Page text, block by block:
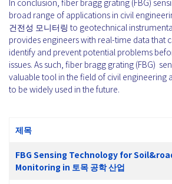
broad range of applications in civil
건전성 모니터링 to geotechnical
provides engineers with real-time data that
identify and prevent potential problems
issues. As such, fiber bragg grating (FBG)
valuable tool in the field of civil engineering
to be widely used in the future.
제목
FBG Sensing Technology for
Monitoring in 토목 공학 산업